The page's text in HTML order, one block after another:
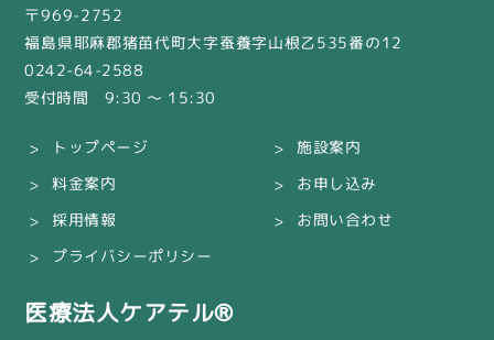
〒969-2752
福島県耶麻郡猪苗代町大字蚕養字山根乙535番の12
0242-64-2588
受付時間 9:30 〜 15:30
トップページ
施設案内
料金案内
お申し込み
採用情報
お問い合わせ
プライバシーポリシー
医療法人ケアテル®